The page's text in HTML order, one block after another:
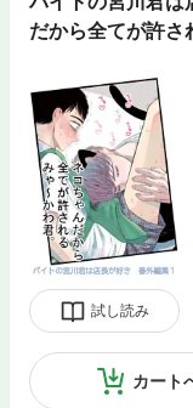
だから全てが許さ
試し読み
カート